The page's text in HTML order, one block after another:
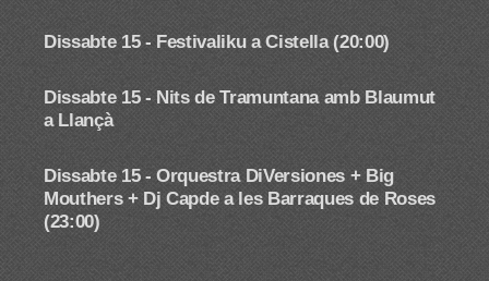
Dissabte 15 - Festivaliku a Cistella (20:00)
Dissabte 15 -Nits de Tramuntana amb Blaumut
a Llançà
Dissabte 15 - Orquestra DiVersiones + Big
Mouthers + Dj Capde a les Barraques de Roses
(23:00)